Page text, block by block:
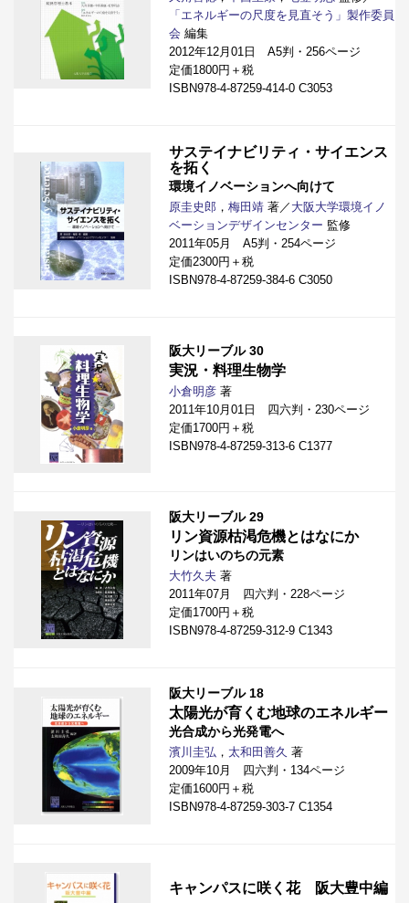
「エネルギーの尺度を見直そう」製作委員
会 編集
2012年12月01日 A5判・256ページ
定価1800円＋税
ISBN978-4-87259-414-0 C3053
サステイナビリティ・サイエンス
を拓く
環境イノベーションへ向けて
原圭史郎 ， 梅田靖 著／ 大阪大学環境イノ
ベーションデザインセンター 監修
2011年05月 A5判・254ページ
定価2300円＋税
ISBN978-4-87259-384-6 C3050
阪大リーブル 30
実況・料理生物学
小倉明彦 著
2011年10月01日 四六判・230ページ
定価1700円＋税
ISBN978-4-87259-313-6 C1377
阪大リーブル 29
リン資源枯渇危機とはなにか
リンはいのちの元素
大竹久夫 著
2011年07月 四六判・228ページ
定価1700円＋税
ISBN978-4-87259-312-9 C1343
阪大リーブル 18
太陽光が育くむ地球のエネルギー
光合成から光発電へ
濱川圭弘 ， 太和田善久 著
2009年10月 四六判・134ページ
定価1600円＋税
ISBN978-4-87259-303-7 C1354
キャンパスに咲く花 阪大豊中編